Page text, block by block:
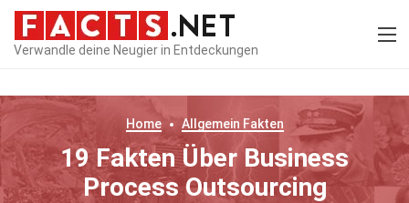
Verwandle deine Neugier in Entdeckungen
Home Allgemein Fakten
19 Fakten Über Business
Process Outsourcing